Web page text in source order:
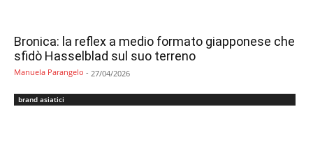
Bronica: la reflex a medio formato giapponese che
sfidò Hasselblad sul suo terreno
Manuela Parangelo - 27/04/2026
brand asiatici